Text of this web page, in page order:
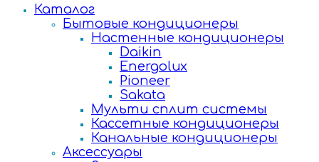
Каталог
Бытовые кондиционеры
Настенные кондиционеры
Daikin
Energolux
Pioneer
Sakata
Мульти сплит системы
Кассетные кондиционеры
Канальные кондиционеры
Аксессуары